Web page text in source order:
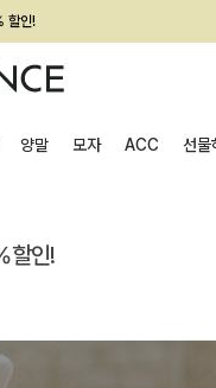
할인!
양말 모자 ACC 선물
할인!